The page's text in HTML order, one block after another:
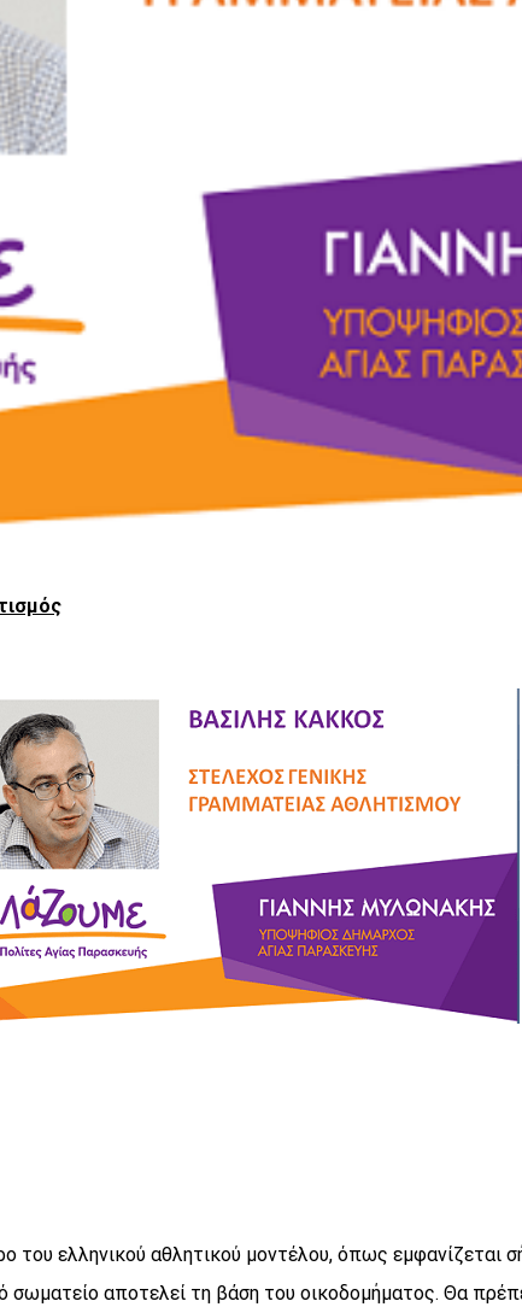
ελληνικού αθλητικού μοντέλου, όπως εμφανίζεται
σωματείο αποτελεί τη βάση του οικοδομήματος. Θα